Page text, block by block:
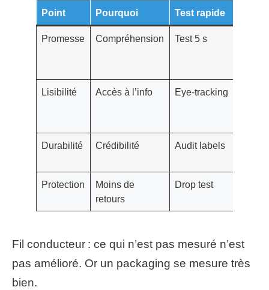
Point Pourquoi Test rapide
Promesse Compréhension Test 5 s
Lisibilité Accès à l’info Eye‑tracking
Durabilité Crédibilité Audit labels
Protection
Moins de
retours
Drop test
Fil conducteur : ce qui n’est pas mesuré n’est
pas amélioré. Or un packaging se mesure très
bien.